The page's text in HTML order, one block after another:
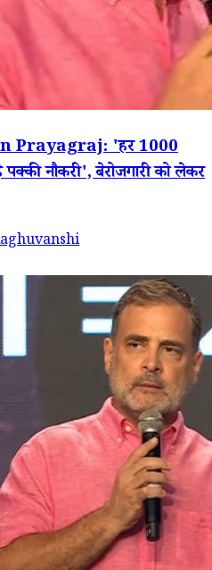
Prayagraj: 'हर 1000
नौकरी', बेरोजगारी को लेकर